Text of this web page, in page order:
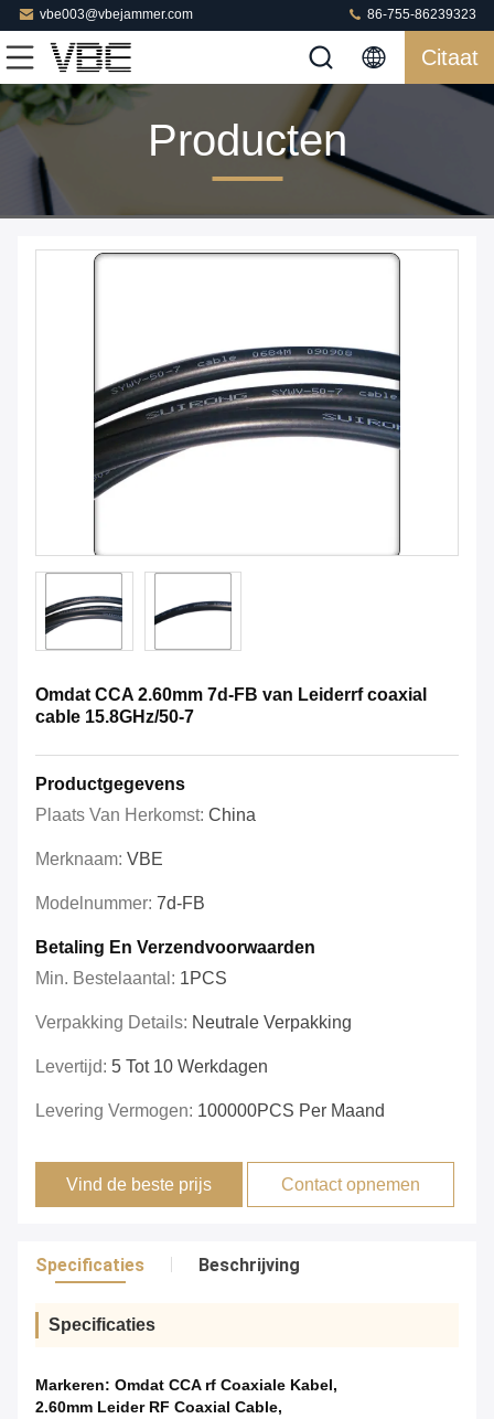
vbe003@vbejammer.com 86-755-86239323
Citaat
Producten
Omdat CCA 2.60mm 7d-FB van Leiderrf coaxial
cable 15.8GHz/50-7
Productgegevens
Plaats Van Herkomst: China
Merknaam: VBE
Modelnummer: 7d-FB
Betaling En Verzendvoorwaarden
Min. Bestelaantal: 1PCS
Verpakking Details: Neutrale Verpakking
Levertijd: 5 Tot 10 Werkdagen
Levering Vermogen: 100000PCS Per Maand
Vind de beste prijs Contact opnemen
Specificaties Beschrijving
Specificaties
Markeren: Omdat CCA rf Coaxiale Kabel,
2.60mm Leider RF Coaxial Cable,